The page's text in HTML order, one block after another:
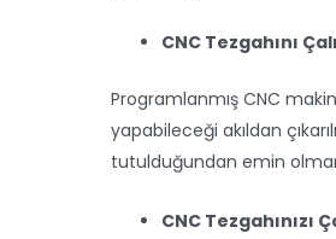
CNC Tezgahını
Programlanmış CNC
yapabileceği akıldan
tutulduğundan emin
CNC Tezgahınızı